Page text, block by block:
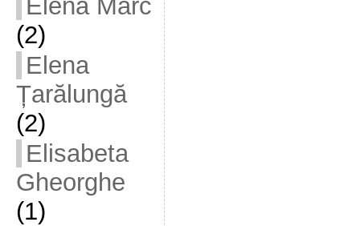
Elena Marc
(2)
Elena
Țarălungă
(2)
Elisabeta
Gheorghe
(1)